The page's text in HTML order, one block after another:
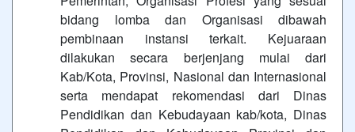
bidang lomba dan Organisasi dibawah
pembinaan instansi terkait. Kejuaraan
dilakukan secara berjenjang mulai dari
Kab/Kota, Provinsi, Nasional dan Internasional
serta mendapat rekomendasi dari Dinas
Pendidikan dan Kebudayaan kab/kota, Dinas